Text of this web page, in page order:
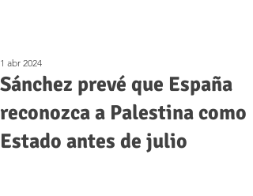
Sánchez prevé que España
reconozca a Palestina como
Estado antes de julio
1 abr 2024